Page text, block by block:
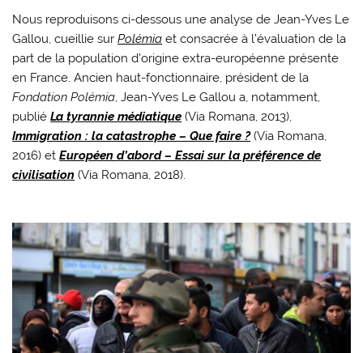
Nous reproduisons ci-dessous une analyse de Jean-Yves Le
Gallou, cueillie surPolémia et consacrée à l’évaluation de la
part de la population d’origine extra-européenne présente
en France. Ancien haut-fonctionnaire, président de la
Fondation Polémia, Jean-Yves Le Gallou a, notamment,
publié La tyrannie médiatique (Via Romana, 2013),
Immigration : la catastrophe – Que faire ?(Via Romana,
2016) etEuropéen d’abord – Essai sur la préférence de
civilisation (Via Romana, 2018).